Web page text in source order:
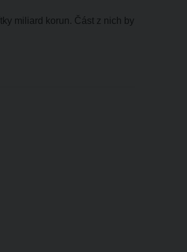
miliard korun. Část z nich by